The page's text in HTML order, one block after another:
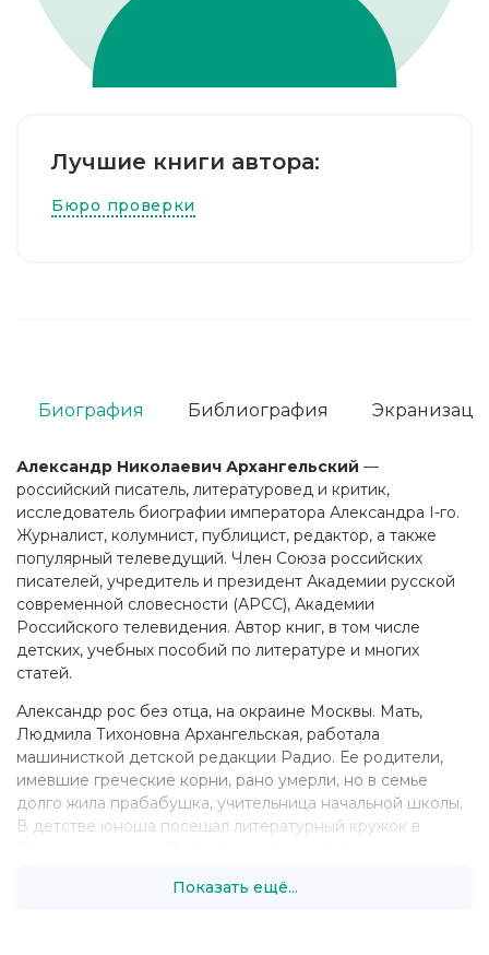
Лучшие книги автора:
Бюро проверки
Александр Николаевич Архангельский —
российский писатель, литературовед и критик,
исследователь биографии императора Александра I-го.
Журналист, колумнист, публицист, редактор, а также
популярный телеведущий. Член Союза российских
писателей, учредитель и президент Академии русской
современной словесности (АРСС), Академии
Российского телевидения. Автор книг, в том числе
детских, учебных пособий по литературе и многих
статей.
Александр рос без отца, на окраине Москвы. Мать,
Людмила Тихоновна Архангельская, работала
машинисткой детской редакции Радио. Ее родители,
имевшие греческие корни, рано умерли, но в семье
долго жила прабабушка, учительница начальной школы.
В детстве юноша посещал литературный кружок в
работать туда же руководителем кружка литературы.
Показать ещё...
Биография Библиография